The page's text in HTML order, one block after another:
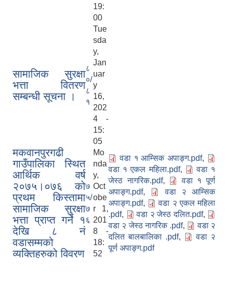
19:
00
सामाजिक सुरक्षा
भत्ता वितरण
सम्बन्धी सूचना ।
८
०/
८
१
Tue
sda
y,
Jan
uar
y
16,
202
4 -
15:
05
मकवानपुरगढी
गाउँपालिका स्थित
आर्थिक वर्ष
२०७५।०७६ को
प्रथम किस्तामा
सामाजिक सुरक्षा
भत्ता प्राप्त गर्ने १
देखि ८ नं
वडासम्मको
व्यक्तिहरुको विवरण
७
५/
७
६
Mo
nda
y,
Oct
obe
r 1,
201
8 -
18:
52
वडा १ आम्सिक अपाङ्ग.pdf,
वडा १ एकल महिला.pdf,
वडा १
जेस्ठ नागरिक.pdf,
वडा १ पूर्ण
अपाङ्ग.pdf,
वडा २ आम्सिक
अपाङ्ग.pdf,
वडा २ एकल महिला
.pdf, वडा २ जेस्ठ दलित.pdf,
वडा २ जेस्ठ नागरिक .pdf,
वडा २
दलित बालबालिका .pdf,
वडा २
पूर्ण अपाङ्ग.pdf